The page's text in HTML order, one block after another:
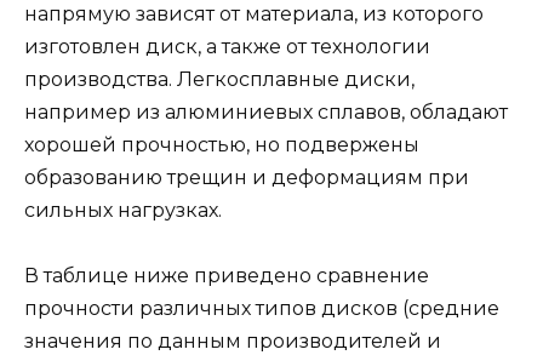
напрямую зависят от материала, из которого
изготовлен диск, а также от технологии
производства. Легкосплавные диски,
например из алюминиевых сплавов, обладают
хорошей прочностью, но подвержены
образованию трещин и деформациям при
сильных нагрузках.
В таблице ниже приведено сравнение
прочности различных типов дисков (средние
значения по данным производителей и